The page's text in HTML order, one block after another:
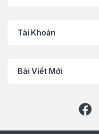
Tài Khoản
Bài Viết Mới